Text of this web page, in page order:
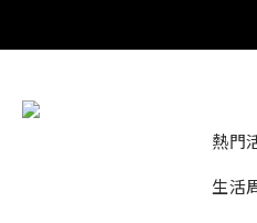
熱門
生活